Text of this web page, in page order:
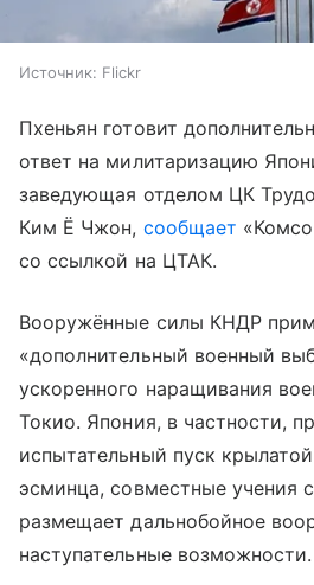
Источник: Flickr
Пхеньян готовит
ответ на милитаризацию
заведующая отделом ЦК
Ким Ё Чжон, сообщает
со ссылкой на ЦТАК.
Вооружённые силы КНДР
«дополнительный военный
ускоренного наращивания
Токио. Япония, в частности,
испытательный пуск
эсминца, совместные учения
размещает дальнобойное
наступательные возможности.